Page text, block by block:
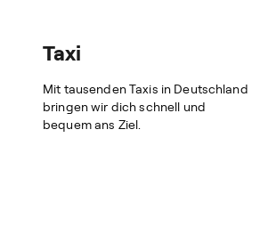
Taxi
Mit tausenden Taxis in Deutschland
bringen wir dich schnell und
bequem ans Ziel.